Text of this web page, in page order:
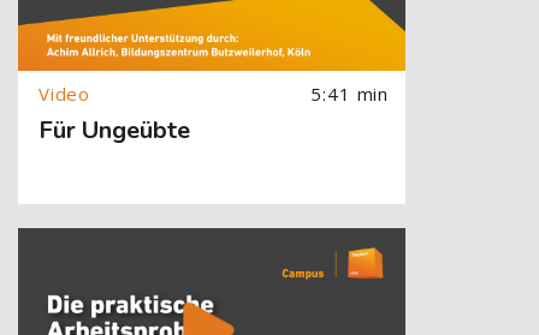
5:41 min
Für Ungeübte
[Cocoon] About (Text with Image) überspringen